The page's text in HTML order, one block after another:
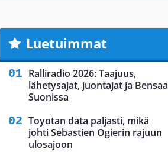
Luetuimmat
Ralliradio 2026: Taajuus,
lähetysajat, juontajat ja Bensaa
Suonissa
Toyotan data paljasti, mikä
johti Sebastien Ogierin rajuun
ulosajoon